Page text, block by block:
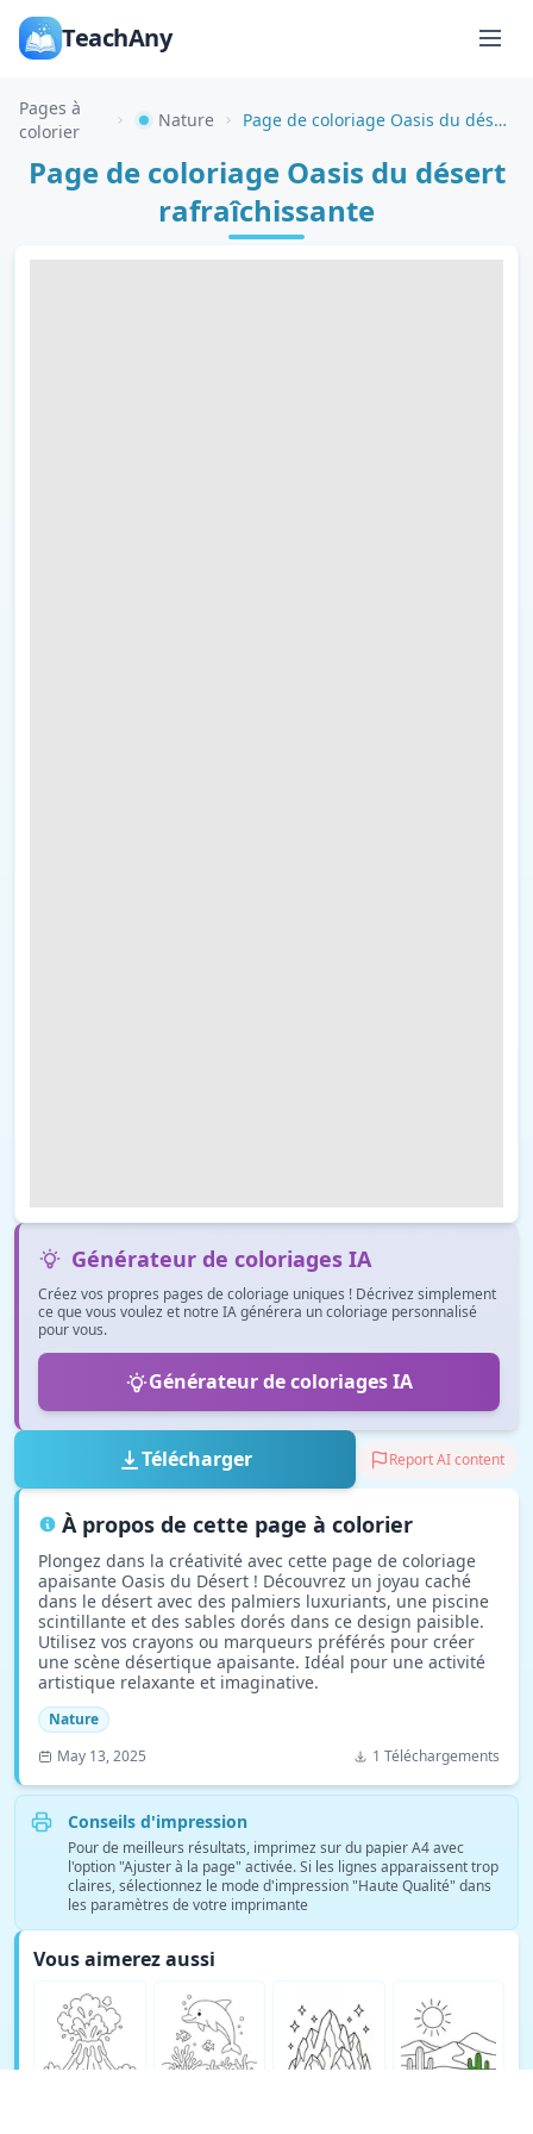
TeachAny
Pages à
colorier
Nature Page de coloriage Oasis du désert rafraîchissante
Page de coloriage Oasis du désert
rafraîchissante
Générateur de coloriages IA
Créez vos propres pages de coloriage uniques ! Décrivez simplement
ce que vous voulez et notre IA générera un coloriage personnalisé
pour vous.
Générateur de coloriages IA
Télécharger Report AI content
À propos de cette page à colorier
Plongez dans la créativité avec cette page de coloriage
apaisante Oasis du Désert ! Découvrez un joyau caché
dans le désert avec des palmiers luxuriants, une piscine
scintillante et des sables dorés dans ce design paisible.
Utilisez vos crayons ou marqueurs préférés pour créer
une scène désertique apaisante. Idéal pour une activité
artistique relaxante et imaginative.
Nature
May 13, 2025
1 Téléchargements
Conseils d'impression
Pour de meilleurs résultats, imprimez sur du papier A4 avec
l'option "Ajuster à la page" activée. Si les lignes apparaissent trop
claires, sélectionnez le mode d'impression "Haute Qualité" dans
les paramètres de votre imprimante
Vous aimerez aussi